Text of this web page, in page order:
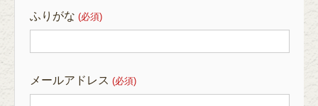
ふりがな (必須)
メールアドレス (必須)